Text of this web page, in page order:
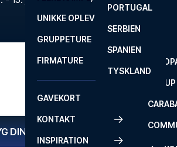
FA CUP
ROM
SEVILLA
PORTUGAL
SERBIEN
SPANIEN
TYSKLAND
UNIKKE OPLEVELSER
GRUPPETURE
FIRMATURE
GAVEKORT
KONTAKT
INSPIRATION
DIN FODBOLDREJSE